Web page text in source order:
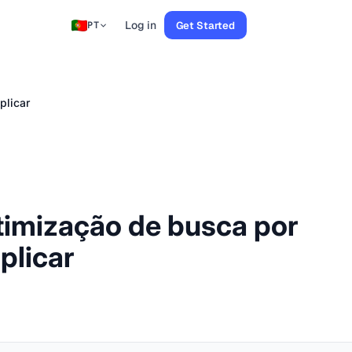
PT Log in Get Started
de busca por